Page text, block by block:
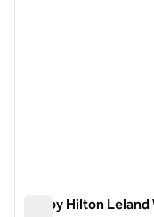
Tru by Hilton